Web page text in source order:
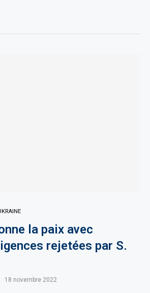
la paix avec
rejetées par S.
18 novembre 2022